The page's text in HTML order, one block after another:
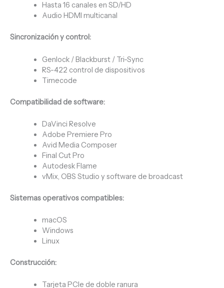
Hasta 16 canales en SD/HD
Audio HDMI multicanal
Sincronización y control:
Genlock / Blackburst / Tri-Sync
RS-422 control de dispositivos
Timecode
Compatibilidad de software:
DaVinci Resolve
Adobe Premiere Pro
Avid Media Composer
Final Cut Pro
Autodesk Flame
vMix, OBS Studio y software de broadcast
Sistemas operativos compatibles:
macOS
Windows
Linux
Construcción:
Tarjeta PCIe de doble ranura